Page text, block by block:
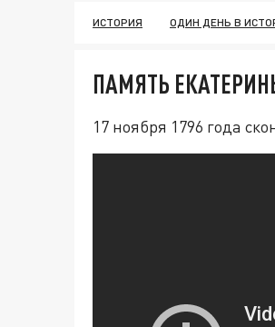
ИСТОРИЯ ОДИН ДЕНЬ В
ПАМЯТЬ
17 ноября 1796 года